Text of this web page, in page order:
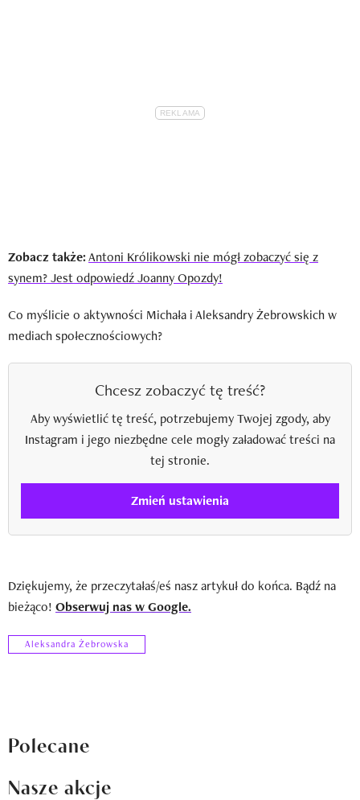
Zobacz także:Antoni Królikowski nie mógł zobaczyć się z
synem? Jest odpowiedź Joanny Opozdy!
Co myślicie o aktywności Michała i Aleksandry Żebrowskich w
mediach społecznościowych?
Chcesz zobaczyć tę treść?
Aby wyświetlić tę treść, potrzebujemy Twojej zgody, aby
Instagram i jego niezbędne cele mogły załadować treści na
tej stronie.
Zmień ustawienia
Dziękujemy, że przeczytałaś/eś nasz artykuł do końca. Bądź na
bieżąco! Obserwuj nas w Google.
Aleksandra Żebrowska
Polecane
Nasze akcje